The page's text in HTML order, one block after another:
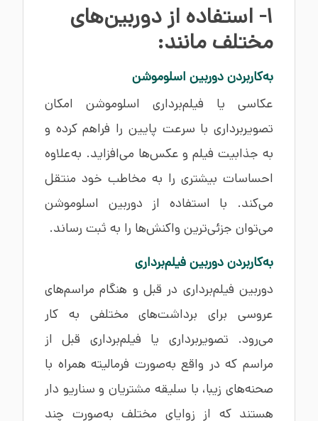
1- استفاده از دوربین‌های
مختلف مانند:
به‌کاربردن دوربین اسلوموشن
عکاسی یا فیلم‌برداری اسلوموشن امکان
تصویربرداری با سرعت پایین را فراهم کرده و
به جذابیت فیلم و عکس‌ها می‌افزاید. به‌علاوه
احساسات بیشتری را به مخاطب خود منتقل
می‌کند. با استفاده از دوربین اسلوموشن
می‌توان جزئی‌ترین واکنش‌ها را به ثبت رساند.
به‌کاربردن دوربین فیلم‌برداری
دوربین فیلم‌برداری در قبل و هنگام مراسم‌های
عروسی برای برداشت‌های مختلفی به کار
می‌رود. تصویربرداری یا فیلم‌برداری قبل از
مراسم که در واقع به‌صورت فرمالیته همراه با
صحنه‌های زیبا، با سلیقه مشتریان و سناریو دار
هستند که از زوایای مختلف به‌صورت چند